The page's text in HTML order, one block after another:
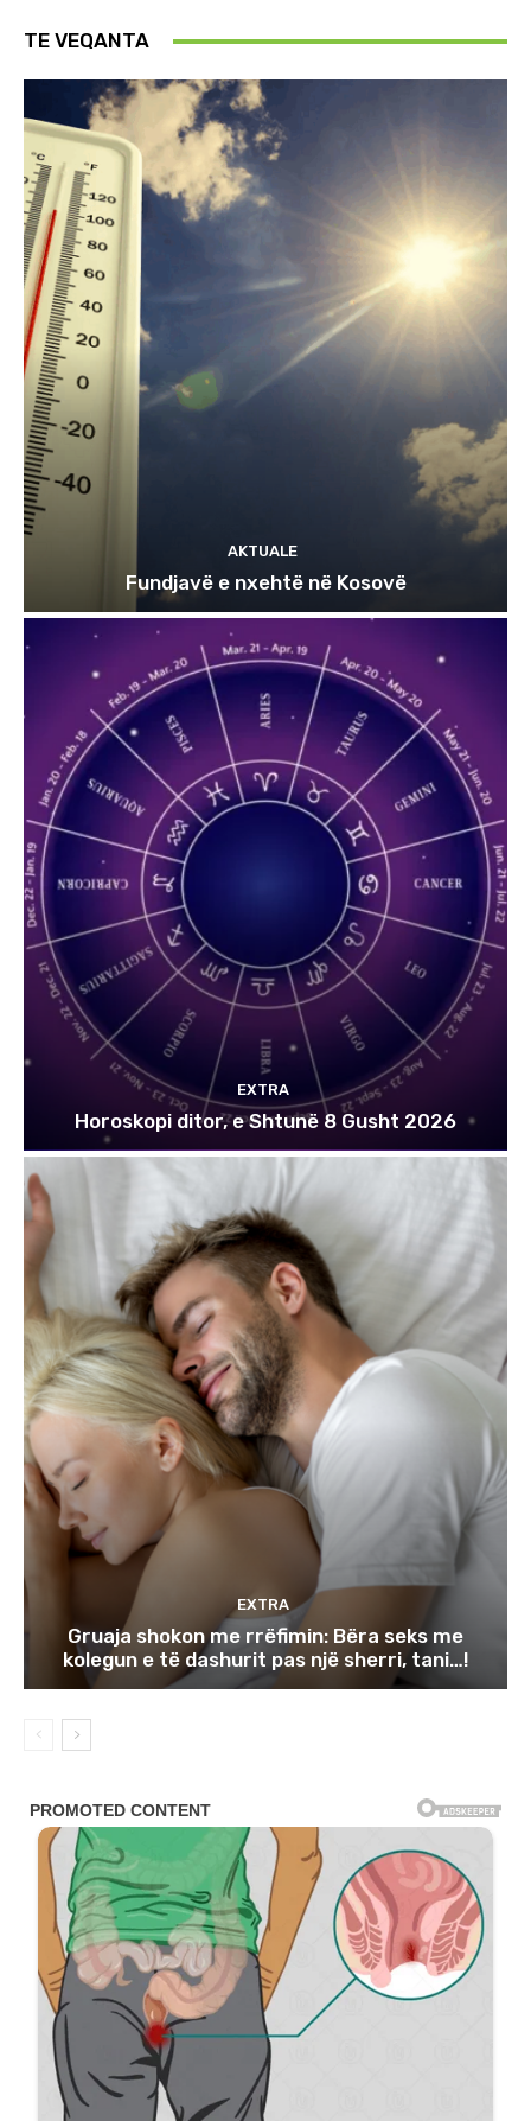
TE VEQANTA
AKTUALE
Fundjavë e nxehtë në Kosovë
EXTRA
Horoskopi ditor, e Shtunë 8 Gusht 2026
EXTRA
Gruaja shokon me rrëfimin: Bëra seks me
kolegun e të dashurit pas një sherri, tani…!